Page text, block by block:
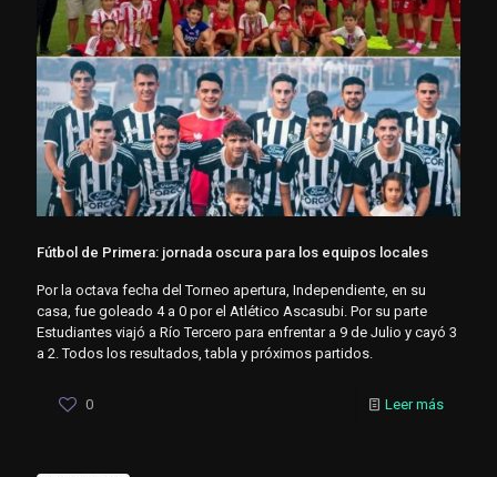
Fútbol de Primera: jornada oscura para los equipos locales
Por la octava fecha del Torneo apertura, Independiente, en su
casa, fue goleado 4 a 0 por el Atlético Ascasubi. Por su parte
Estudiantes viajó a Río Tercero para enfrentar a 9 de Julio y cayó 3
a 2. Todos los resultados, tabla y próximos partidos.
0 Leer más